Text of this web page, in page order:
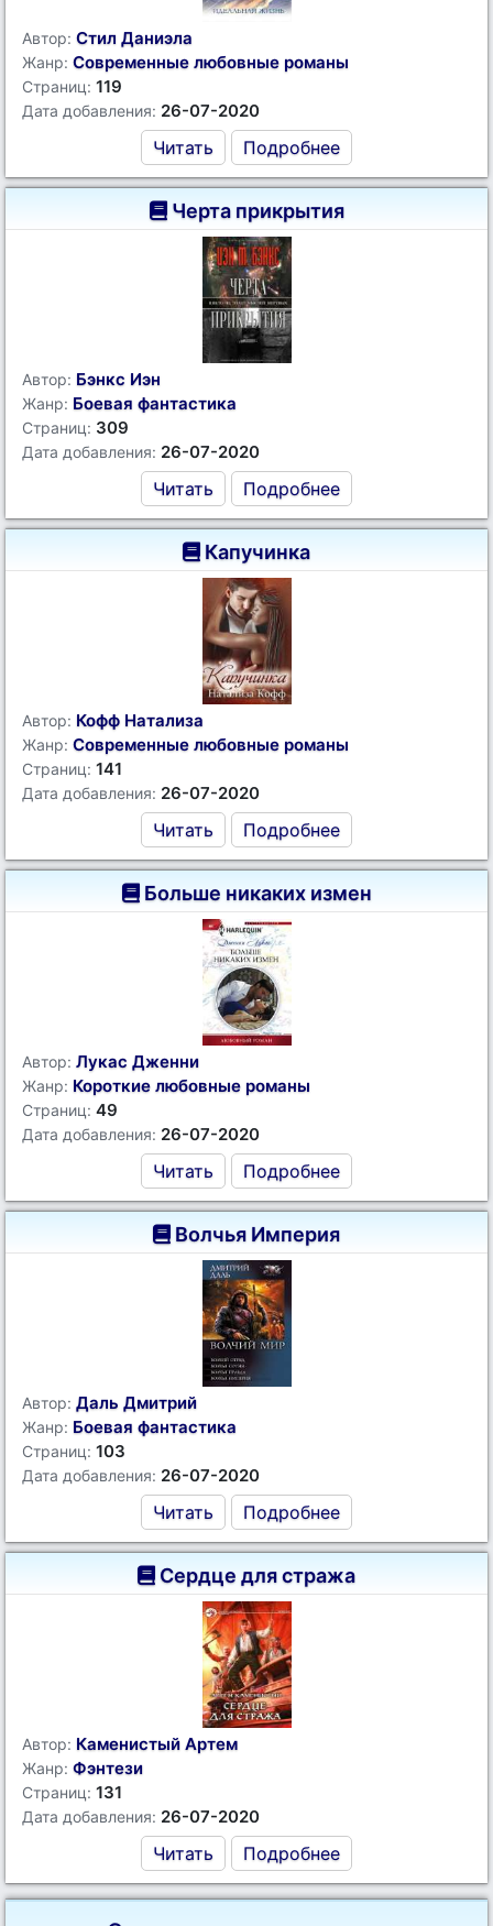
Автор: Стил Даниэла
Жанр: Современные любовные романы
Страниц: 119
Дата добавления: 26-07-2020
Читать Подробнее
Черта прикрытия
Автор: Бэнкс Иэн
Жанр: Боевая фантастика
Страниц: 309
Дата добавления: 26-07-2020
Читать Подробнее
Капучинка
Автор: Кофф Натализа
Жанр: Современные любовные романы
Страниц: 141
Дата добавления: 26-07-2020
Читать Подробнее
Больше никаких измен
Автор: Лукас Дженни
Жанр: Короткие любовные романы
Страниц: 49
Дата добавления: 26-07-2020
Читать Подробнее
Волчья Империя
Автор: Даль Дмитрий
Жанр: Боевая фантастика
Страниц: 103
Дата добавления: 26-07-2020
Читать Подробнее
Сердце для стража
Автор: Каменистый Артем
Жанр: Фэнтези
Страниц: 131
Дата добавления: 26-07-2020
Читать Подробнее